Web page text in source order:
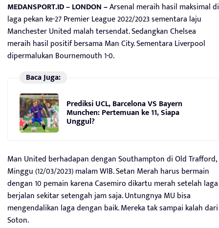
MEDANSPORT.ID – LONDON –Arsenal meraih hasil maksimal di
laga pekan ke-27 Premier League 2022/2023 sementara laju
Manchester United malah tersendat. Sedangkan Chelsea
meraih hasil positif bersama Man City. Sementara Liverpool
dipermalukan Bournemouth 1-0.
Baca Juga:
Prediksi UCL, Barcelona VS Bayern
Munchen: Pertemuan ke 11, Siapa
Unggul?
Man United berhadapan dengan Southampton di Old Trafford,
Minggu (12/03/2023) malam WIB. Setan Merah harus bermain
dengan 10 pemain karena Casemiro dikartu merah setelah laga
berjalan sekitar setengah jam saja. Untungnya MU bisa
mengendalikan laga dengan baik. Mereka tak sampai kalah dari
Soton.